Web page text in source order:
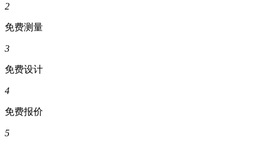
2
免费测量
3
免费设计
4
免费报价
5